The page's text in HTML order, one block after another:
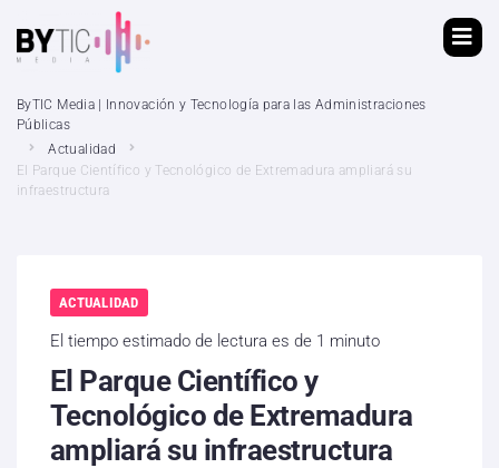
ByTIC Media | Innovación y Tecnología para las Administraciones
Públicas
Actualidad
El Parque Científico y Tecnológico de Extremadura ampliará su
infraestructura
ACTUALIDAD
El tiempo estimado de lectura es de 1 minuto
El Parque Científico y
Tecnológico de Extremadura
ampliará su infraestructura